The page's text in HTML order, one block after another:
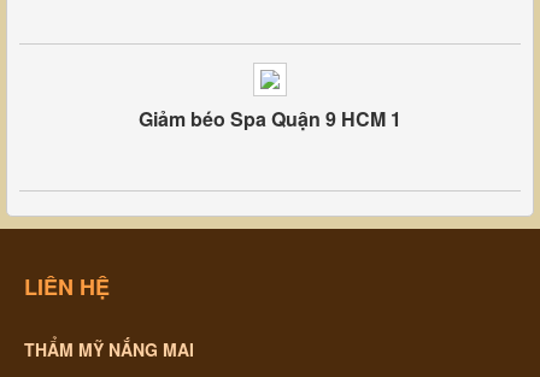
Giảm béo Spa Quận 9 HCM 1
LIÊN HỆ
THẨM MỸ NẮNG MAI